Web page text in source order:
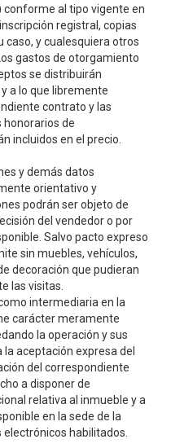
al tipo vigente en
registral, copias
caso, y cualesquiera otros
gastos de otorgamiento
se distribuirán
a lo que libremente
contrato y las
honorarios de
incluidos en el precio.
y demás datos
orientativo y
podrán ser objeto de
del vendedor o por
Salvo pacto expreso
sin muebles, vehículos,
decoración que pudieran
las visitas.
intermediaria en la
carácter meramente
la operación y sus
aceptación expresa del
del correspondiente
a disponer de
relativa al inmueble y a
en la sede de la
habilitados.